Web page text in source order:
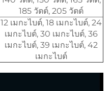
185 วัตต์, 205 วัตต์
12 เมกะไบต์, 18 เมกะไบต์, 24
เมกะไบต์, 30 เมกะไบต์, 36
เมกะไบต์, 39 เมกะไบต์, 42
เมกะไบต์